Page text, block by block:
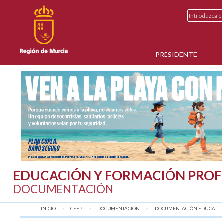
PRESIDENTE
EDUCACIÓN Y FORMACIÓN
DOCUMENTACIÓN
INICIO CEFP DOCUMENTACIÓN DOCUMENTACIÓN EDUCAT...